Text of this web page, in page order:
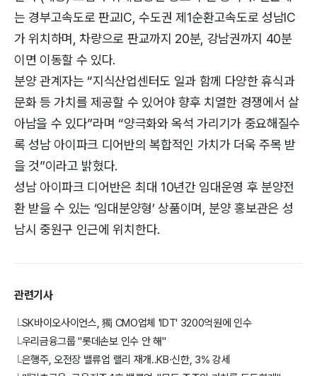
는 경부고속도로 판교IC, 수도권 제1순환고속도로 성남IC
가 위치하며, 차량으로 판교까지 20분, 강남권까지 40분
이면 이동할 수 있다.
분양 관계자는 “지식산업센터도 일과 함께 다양한 휴식과
문화 등 가치를 제공할 수 있어야 향후 치열한 경쟁에서 살
아남을 수 있다”라며 “양극화와 옥석 가리기가 중요해질수
록 성남 아이파크 디어반의 복합적인 가치가 더욱 주목 받
을 것”이라고 밝혔다.
성남 아이파크 디어반은 최대 10년간 임대운영 후 분양전
환 받을 수 있는 ‘임대분양형’ 상품이며, 분양 홍보관은 성
남시 중원구 인근에 위치한다.
관련기사
└SK바이오사이언스, 獨 CMO업체 'IDT' 3200억원에 인수
└우리금융그룹 "롯데손보 인수 안 해"
└은행주, 오전장 밸류업 랠리 재개..KB·신한, 3% 강세